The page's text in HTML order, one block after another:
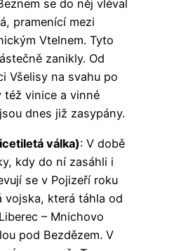
se do něj vléval
pramenící mezi
Vtelnem. Tyto
zanikly. Od
Všelisy na svahu po
též vinice a vinné
dnes již zasypány.
válka): V době
kdy do ní zasáhli i
se v Pojizeří roku
vojska, která táhla od
– Mnichovo
pod Bezdězem. V